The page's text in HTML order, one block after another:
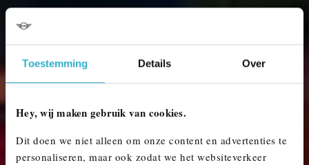
Toestemming Details Over
Hey, wij maken gebruik van cookies.
Dit doen we niet alleen om onze content en advertenties te
personaliseren, maar ook zodat we het websiteverkeer